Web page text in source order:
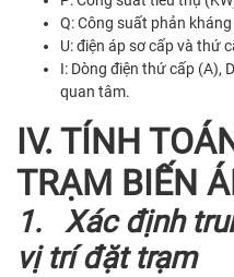
Q: Công suất phản kháng
U: điện áp sơ cấp và thứ
I: Dòng điện thứ cấp (A),
quan tâm.
IV. TÍNH
TRẠM BIẾN
1. Xác định
vị trí đặt trạm